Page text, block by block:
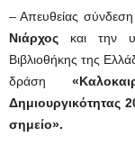
– Απευθείας
Νιάρχος και την
Βιβλιοθήκης της
δράση
Δημιουργικότητας
σημείο».